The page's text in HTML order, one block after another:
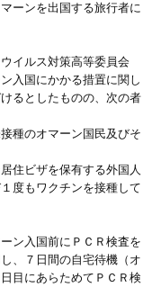
ーンを出国する旅行者に
イルス対策高等委員会
入国にかかる措置に関し
るとしたものの、次の者
種のオマーン国民及びそ
住ビザを保有する外国人
度もワクチンを接種して
ン入国前にＰＣＲ検査を
、７日間の自宅待機（オ
目にあらためてＰＣＲ検